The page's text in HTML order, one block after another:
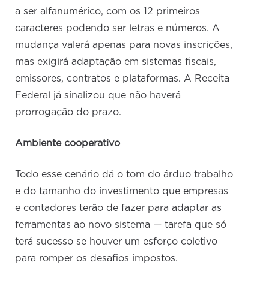
a ser alfanumérico, com os 12 primeiros
caracteres podendo ser letras e números. A
mudança valerá apenas para novas inscrições,
mas exigirá adaptação em sistemas fiscais,
emissores, contratos e plataformas. A Receita
Federal já sinalizou que não haverá
prorrogação do prazo.
Ambiente cooperativo
Todo esse cenário dá o tom do árduo trabalho
e do tamanho do investimento que empresas
e contadores terão de fazer para adaptar as
ferramentas ao novo sistema — tarefa que só
terá sucesso se houver um esforço coletivo
para romper os desafios impostos.